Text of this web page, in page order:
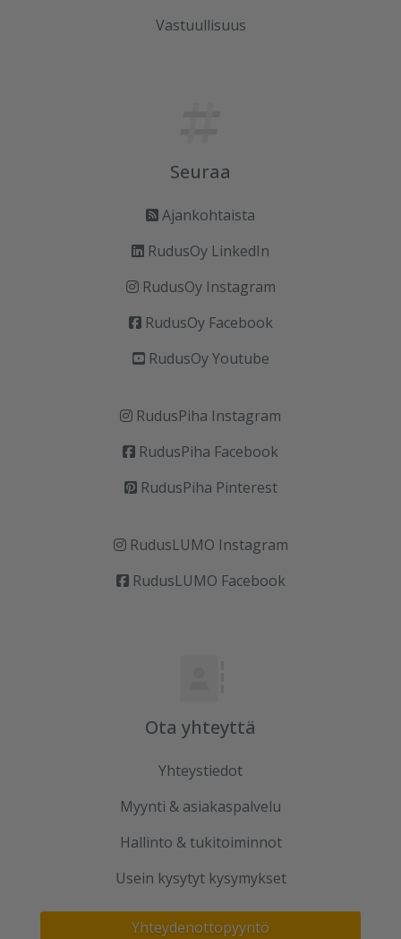
Vastuullisuus
Seuraa
Ajankohtaista
RudusOy LinkedIn
RudusOy Instagram
RudusOy Facebook
RudusOy Youtube
RudusPiha Instagram
RudusPiha Facebook
RudusPiha Pinterest
RudusLUMO Instagram
RudusLUMO Facebook
Ota yhteyttä
Yhteystiedot
Myynti & asiakaspalvelu
Hallinto & tukitoiminnot
Usein kysytyt kysymykset
Yhteydenottopyyntö